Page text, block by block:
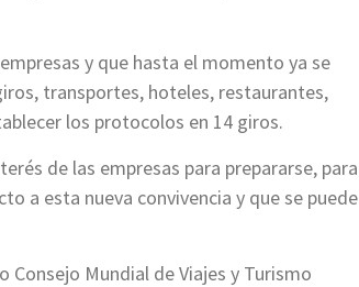
y que hasta el momento ya se
transportes, hoteles, restaurantes,
los protocolos en 14 giros.
de las empresas para prepararse, para
a esta nueva convivencia y que se puede
Mundial de Viajes y Turismo